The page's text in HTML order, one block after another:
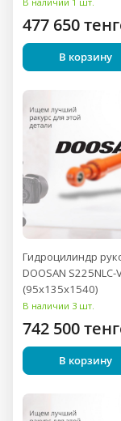
477 650
В корзину
Гидроцилиндр
DOOSAN S225NLC-
(95x135x1540)
В наличии 3 шт.
742 500
В корзину